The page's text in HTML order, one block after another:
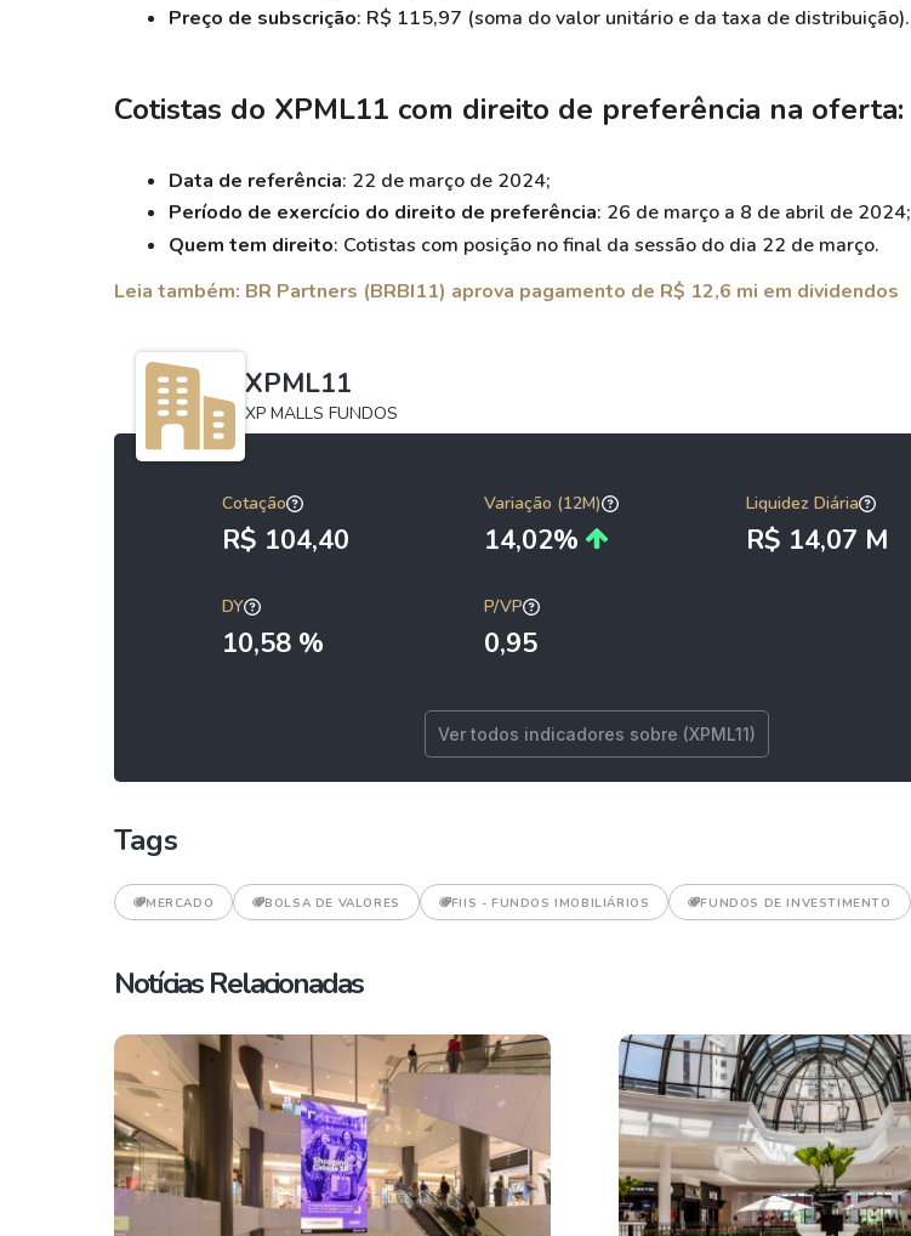
Preço de subscrição: R$ 115,97 (soma do valor unitário e da taxa de distribuição).
Cotistas do XPML11 com direito de preferência na oferta:
Data de referência: 22 de março de 2024;
Período de exercício do direito de preferência: 26 de março a 8 de abril de 2024;
Quem tem direito: Cotistas com posição no final da sessão do dia 22 de março.
Leia também: BR Partners (BRBI11) aprova pagamento de R$ 12,6 mi em dividendos
XPML11
XP MALLS FUNDOS
Cotação
R$ 104,40
Variação (12M)
14,02%
Liquidez Diária
R$ 14,07 M
DY
10,58 %
P/VP
0,95
Ver todos indicadores sobre (XPML11)
Tags
MERCADO BOLSA DE VALORES FIIS - FUNDOS IMOBILIÁRIOS FUNDOS DE INVESTIMENTO
Notícias Relacionadas